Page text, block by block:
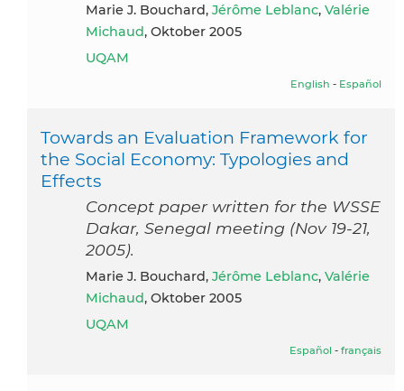
Marie J. Bouchard, Jérôme Leblanc, Valérie
Michaud, Oktober 2005
UQAM
English - Español
Towards an Evaluation Framework for
the Social Economy: Typologies and
Effects
Concept paper written for the WSSE
Dakar, Senegal meeting (Nov 19-21,
2005).
Marie J. Bouchard, Jérôme Leblanc, Valérie
Michaud, Oktober 2005
UQAM
Español - français